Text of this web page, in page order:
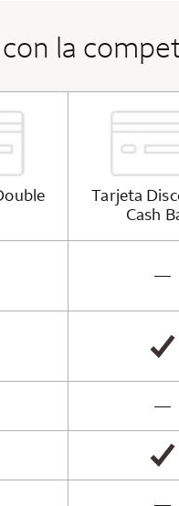
la
Tarjeta
Cash
available —
available
—
available